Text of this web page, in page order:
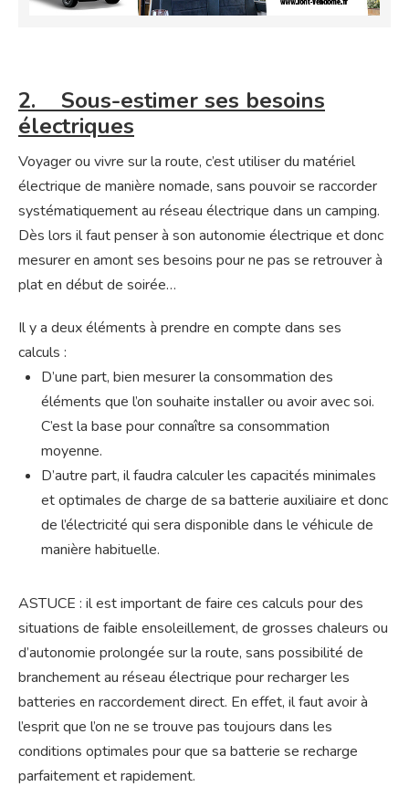
2. Sous-estimer ses besoins
électriques
Voyager ou vivre sur la route, c’est utiliser du matériel
électrique de manière nomade, sans pouvoir se raccorder
systématiquement au réseau électrique dans un camping.
Dès lors il faut penser à son autonomie électrique et donc
mesurer en amont ses besoins pour ne pas se retrouver à
plat en début de soirée…
Il y a deux éléments à prendre en compte dans ses
calculs :
D’une part, bien mesurer la consommation des
éléments que l’on souhaite installer ou avoir avec soi.
C’est la base pour connaître sa consommation
moyenne.
D’autre part, il faudra calculer les capacités minimales
et optimales de charge de sa batterie auxiliaire et donc
de l’électricité qui sera disponible dans le véhicule de
manière habituelle.
ASTUCE : il est important de faire ces calculs pour des
situations de faible ensoleillement, de grosses chaleurs ou
d’autonomie prolongée sur la route, sans possibilité de
branchement au réseau électrique pour recharger les
batteries en raccordement direct. En effet, il faut avoir à
l’esprit que l’on ne se trouve pas toujours dans les
conditions optimales pour que sa batterie se recharge
parfaitement et rapidement.